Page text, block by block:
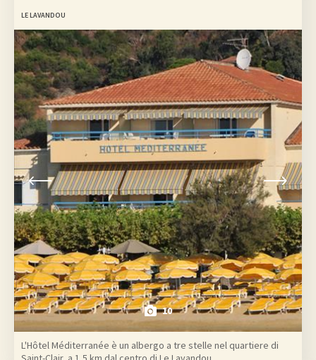
LE LAVANDOU
10
L'Hôtel Méditerranée è un albergo a tre stelle nel quartiere di